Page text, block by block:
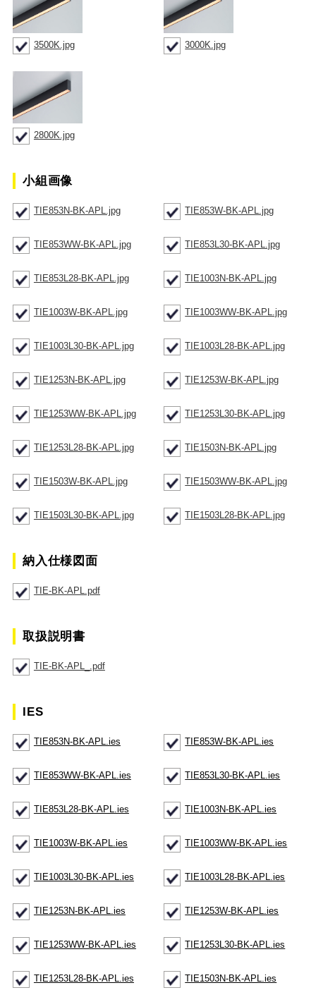
3500K.jpg 3000K.jpg
2800K.jpg
小組画像
TIE853N-BK-APL.jpg TIE853W-BK-APL.jpg
TIE853WW-BK-APL.jpg TIE853L30-BK-APL.jpg
TIE853L28-BK-APL.jpg TIE1003N-BK-APL.jpg
TIE1003W-BK-APL.jpg TIE1003WW-BK-APL.jpg
TIE1003L30-BK-APL.jpg TIE1003L28-BK-APL.jpg
TIE1253N-BK-APL.jpg TIE1253W-BK-APL.jpg
TIE1253WW-BK-APL.jpg TIE1253L30-BK-APL.jpg
TIE1253L28-BK-APL.jpg TIE1503N-BK-APL.jpg
TIE1503W-BK-APL.jpg TIE1503WW-BK-APL.jpg
TIE1503L30-BK-APL.jpg TIE1503L28-BK-APL.jpg
納入仕様図面
TIE-BK-APL.pdf
取扱説明書
TIE-BK-APL_.pdf
IES
TIE853N-BK-APL.ies TIE853W-BK-APL.ies
TIE853WW-BK-APL.ies TIE853L30-BK-APL.ies
TIE853L28-BK-APL.ies TIE1003N-BK-APL.ies
TIE1003W-BK-APL.ies TIE1003WW-BK-APL.ies
TIE1003L30-BK-APL.ies TIE1003L28-BK-APL.ies
TIE1253N-BK-APL.ies TIE1253W-BK-APL.ies
TIE1253WW-BK-APL.ies TIE1253L30-BK-APL.ies
TIE1253L28-BK-APL.ies TIE1503N-BK-APL.ies